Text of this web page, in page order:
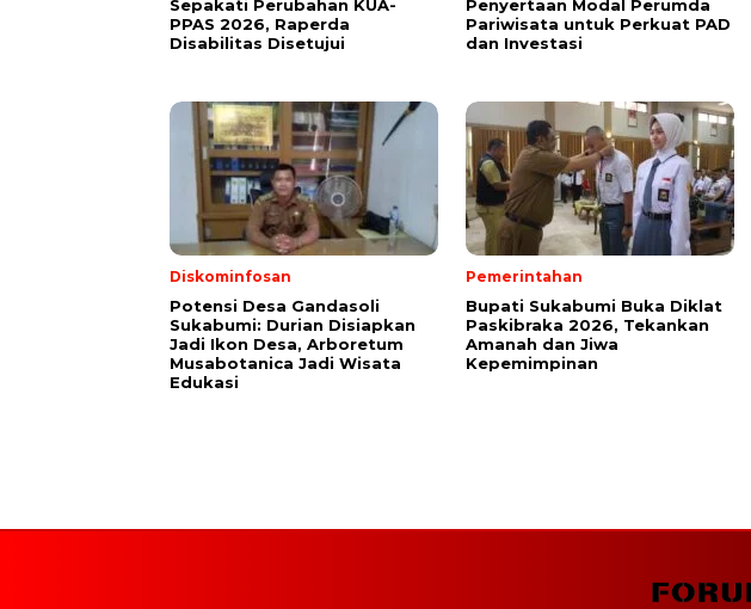
Sepakati Perubahan KUA-
PPAS 2026, Raperda
Disabilitas Disetujui
Penyertaan Modal Perumda
Pariwisata untuk Perkuat PAD
dan Investasi
Diskominfosan
Potensi Desa Gandasoli
Sukabumi: Durian Disiapkan
Jadi Ikon Desa, Arboretum
Musabotanica Jadi Wisata
Edukasi
Pemerintahan
Bupati Sukabumi Buka Diklat
Paskibraka 2026, Tekankan
Amanah dan Jiwa
Kepemimpinan